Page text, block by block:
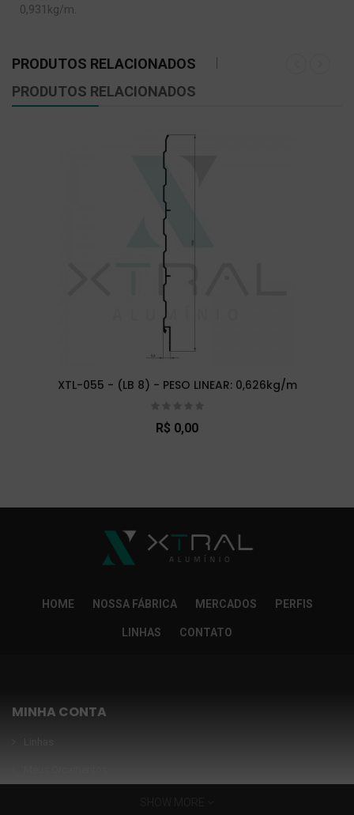
0,931kg/m.
PRODUTOS RELACIONADOS
PRODUTOS RELACIONADOS
XTL-055 - (LB 8) - PESO LINEAR: 0,626kg/m
R$ 0,00
HOME NOSSA FÁBRICA MERCADOS PERFIS
LINHAS CONTATO
MINHA CONTA